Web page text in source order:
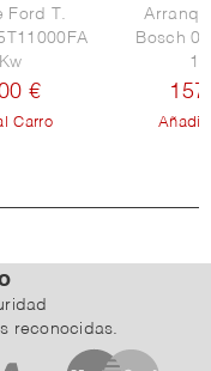
Ford T.
€
Carro
Bosch
Añadir
reconocidas.